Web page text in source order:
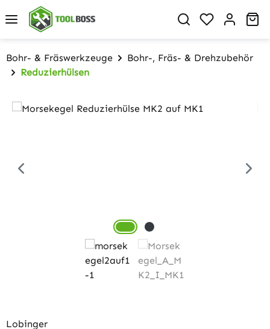
Zum Hauptinhalt springen Du hast 0
Bohr- & Fräswerkzeuge
Bohr-, Fräs- & Drehzubehör
Reduzierhülsen
Bildergalerie überspringen
Lobinger